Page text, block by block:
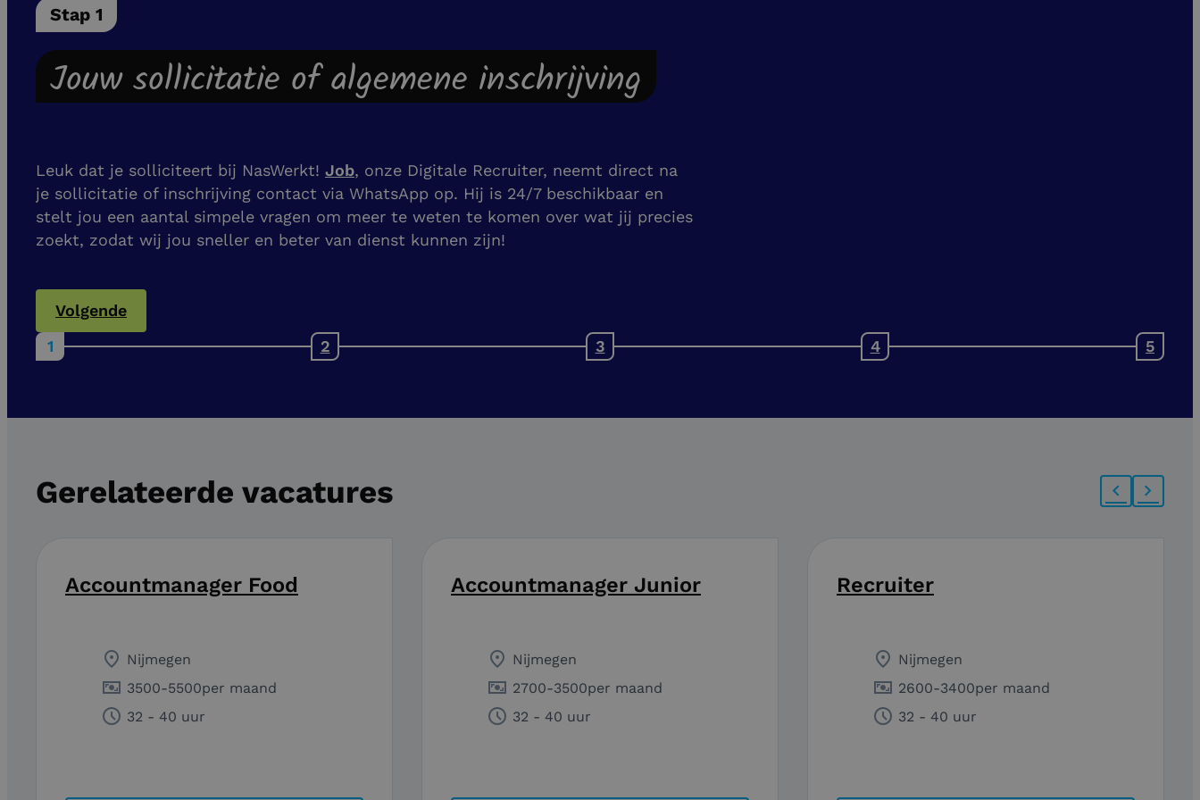
Stap 1
Jouw sollicitatie of algemene inschrijving
Leuk dat je solliciteert bij NasWerkt! Job, onze Digitale Recruiter, neemt direct na
je sollicitatie of inschrijving contact via WhatsApp op. Hij is 24/7 beschikbaar en
stelt jou een aantal simpele vragen om meer te weten te komen over wat jij precies
zoekt, zodat wij jou sneller en beter van dienst kunnen zijn!
Volgende
Gerelateerde vacatures
Accountmanager Food
Nijmegen
3500-5500per maand
32 - 40 uur
Accountmanager Junior
Nijmegen
2700-3500per maand
32 - 40 uur
Recruiter
Nijmegen
2600-3400per maand
32 - 40 uur